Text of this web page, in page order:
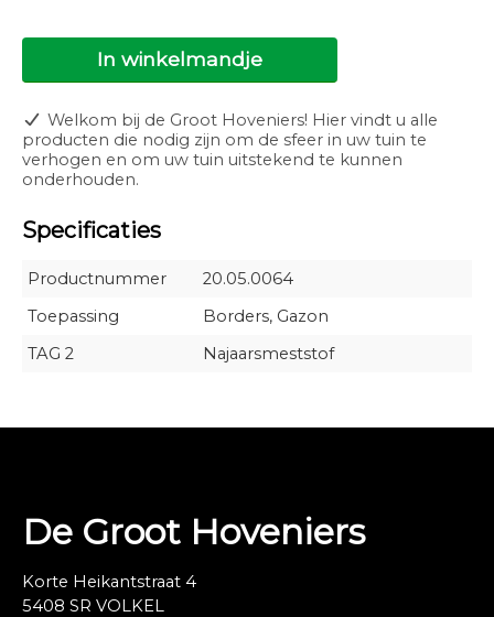
In winkelmandje
Welkom bij de Groot Hoveniers! Hier vindt u alle
producten die nodig zijn om de sfeer in uw tuin te
verhogen en om uw tuin uitstekend te kunnen
onderhouden.
Specificaties
Productnummer
20.05.0064
Toepassing
Borders, Gazon
TAG 2
Najaarsmeststof
De Groot Hoveniers
Korte Heikantstraat 4
5408 SR VOLKEL